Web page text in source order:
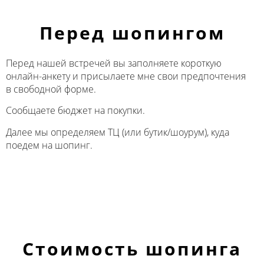
Перед шопингом
Перед нашей встречей вы заполняете короткую
онлайн-анкету и присылаете мне свои предпочтения
в свободной форме.
Сообщаете бюджет на покупки.
Далее мы определяем ТЦ (или бутик/шоурум), куда
поедем на шопинг.
Стоимость шопинга